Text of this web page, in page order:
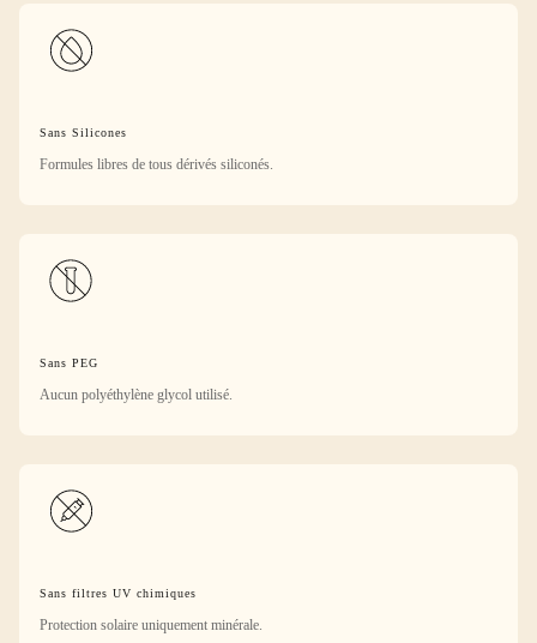
Sans Silicones
Formules libres de tous dérivés siliconés.
Sans PEG
Aucun polyéthylène glycol utilisé.
Sans filtres UV chimiques
Protection solaire uniquement minérale.